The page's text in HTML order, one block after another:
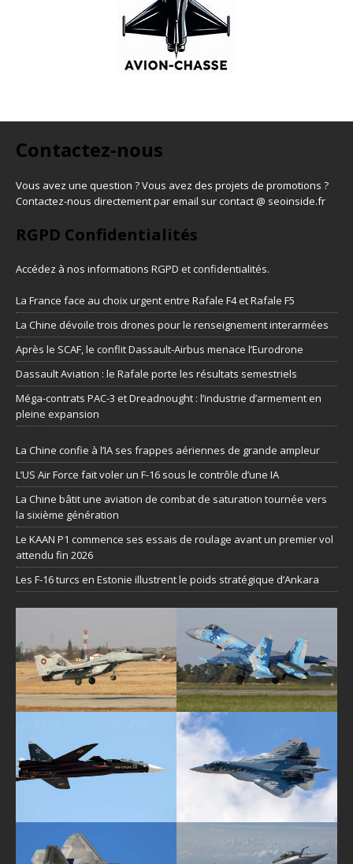
Contactez-nous
Vous avez une question ? Vous avez des projets de promotions ?
Contactez-nous directement par email sur contact @ seoinside.fr
RGPD Confidentialités
Accédez à nos informations RGPD et confidentialités.
La France face au choix urgent entre Rafale F4 et Rafale F5
La Chine dévoile trois drones pour le renseignement interarmées
Après le SCAF, le conflit Dassault-Airbus menace l’Eurodrone
Dassault Aviation : le Rafale porte les résultats semestriels
Méga-contrats PAC-3 et Dreadnought : l’industrie d’armement en
pleine expansion
La Chine confie à l’IA ses frappes aériennes de grande ampleur
L’US Air Force fait voler un F-16 sous le contrôle d’une IA
La Chine bâtit une aviation de combat de saturation tournée vers
la sixième génération
Le KAAN P1 commence ses essais de roulage avant un premier vol
attendu fin 2026
Les F-16 turcs en Estonie illustrent le poids stratégique d’Ankara